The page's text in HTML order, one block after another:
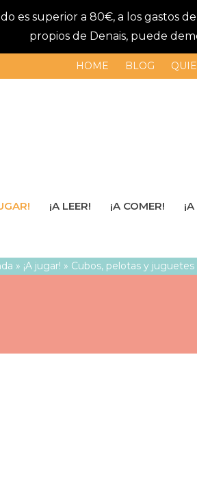
es superior a 80€, a los gastos
propios de Denais, puede
HOME BLOG
¡A LEER! ¡A COMER!
» ¡A jugar! » Cubos, pelotas y